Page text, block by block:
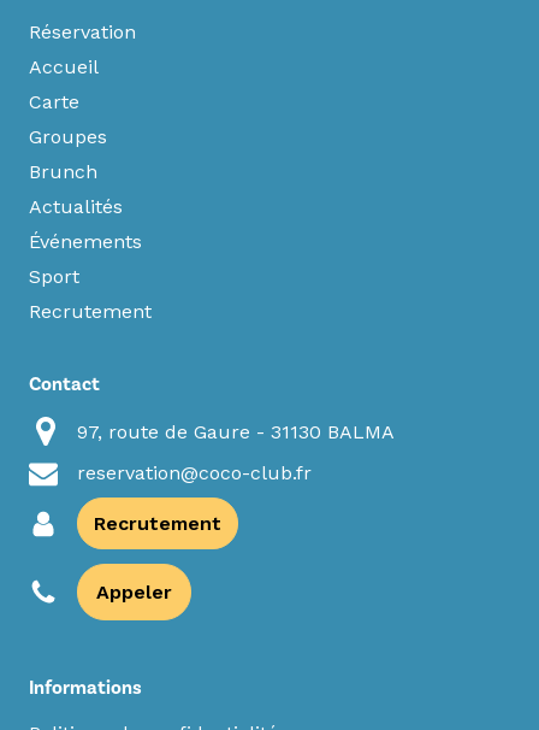
Réservation
Accueil
Carte
Groupes
Brunch
Actualités
Événements
Sport
Recrutement
Contact
97, route de Gaure - 31130 BALMA
reservation@coco-club.fr
Recrutement
Appeler
Informations